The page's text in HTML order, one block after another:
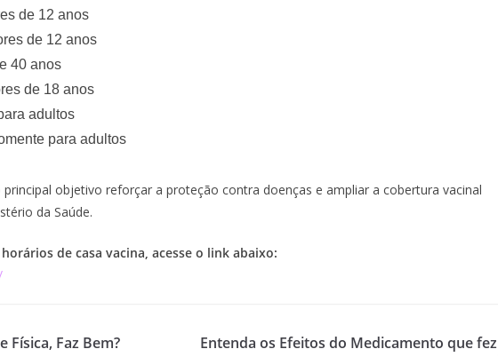
de 12 anos
de 12 anos
40 anos
de 18 anos
adultos
para adultos
objetivo reforçar a proteção contra doenças e ampliar a cobertura vacinal
da Saúde.
de casa vacina, acesse o link abaixo:
Física, Faz Bem?
Entenda os Efeitos do Medicamento que fez